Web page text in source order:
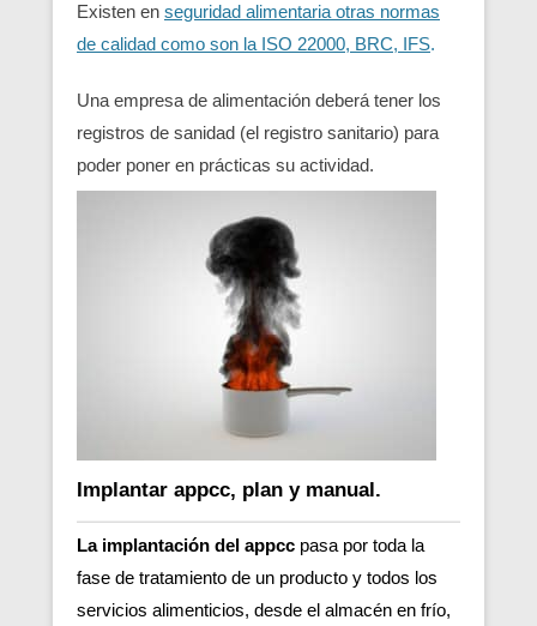
Existen en seguridad alimentaria otras normas
de calidad como son la ISO 22000, BRC, IFS.
Una empresa de alimentación deberá tener los
registros de sanidad (el registro sanitario) para
poder poner en prácticas su actividad.
Implantar appcc, plan y manual.
La implantación del appcc pasa por toda la
fase de tratamiento de un producto y todos los
servicios alimenticios, desde el almacén en frío,